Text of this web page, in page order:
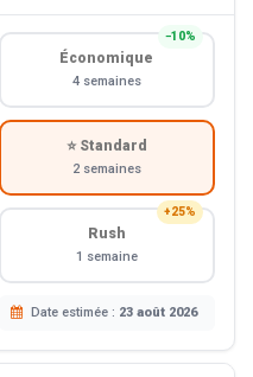
−10%
Économique
4 semaines
⭐ Standard
2 semaines
+25%
Rush
1 semaine
Date estimée : 23 août 2026